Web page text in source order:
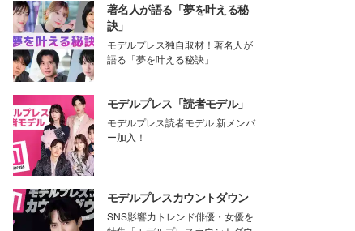
著名人が語る「夢を叶える秘
訣」
モデルプレス独自取材！著名人が
語る「夢を叶える秘訣」
モデルプレス「読者モデル」
モデルプレス読者モデル 新メンバ
ー加入！
モデルプレスカウントダウン
SNS影響力トレンド俳優・女優を